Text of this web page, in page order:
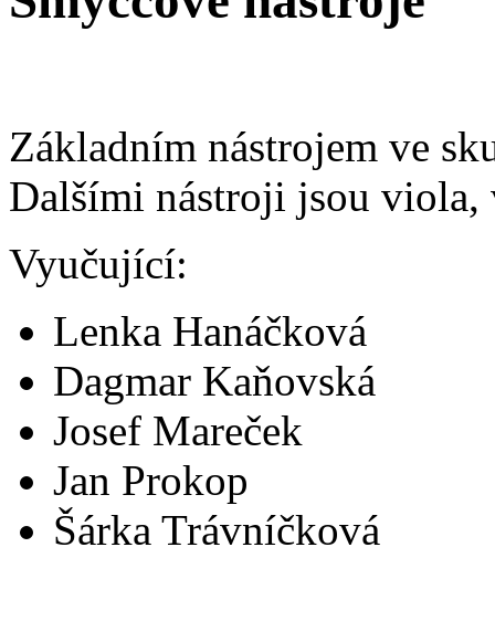
Základním nástrojem ve
Dalšími nástroji jsou viola,
Vyučující:
Lenka Hanáčková
Dagmar Kaňovská
Josef Mareček
Jan Prokop
Šárka Trávníčková